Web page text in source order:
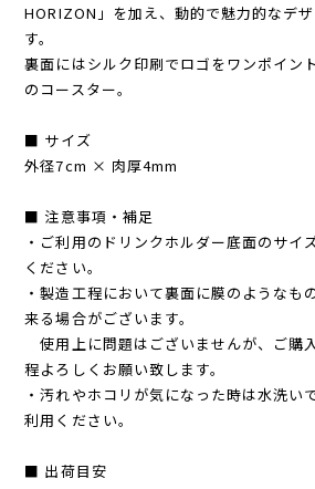
HORIZON」を加え、動的で魅力的なデ
す。
裏面にはシルク印刷でロゴをワンポイン
のコースター。
■ サイズ
外径7cm × 肉厚4mm
■ 注意事項・補足
・ご利用のドリンクホルダー底面のサイ
ください。
・製造工程において裏面に膜のようなも
来る場合がございます。
使用上に問題はございませんが、ご購
程よろしくお願い致します。
・汚れやホコリが気になった時は水洗い
利用ください。
■ 出荷目安